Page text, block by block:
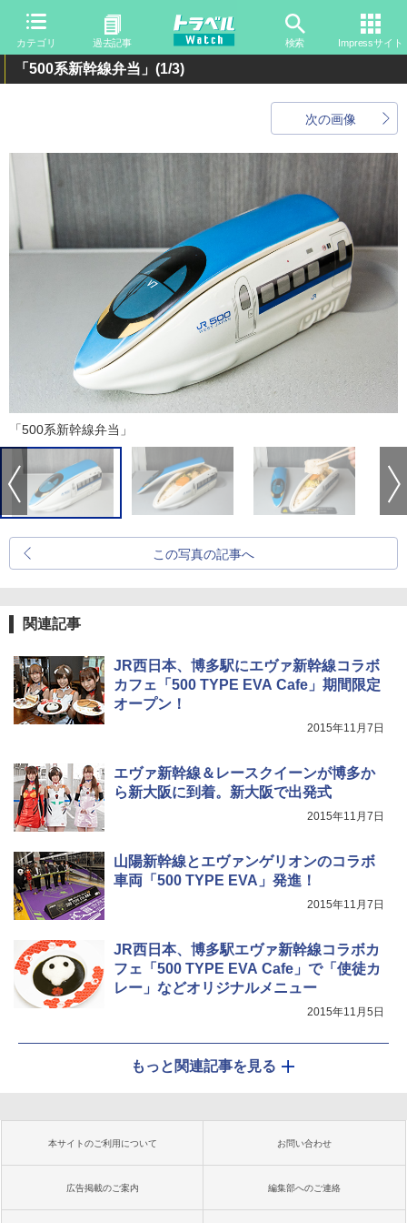
カテゴリ 過去記事 検索 Impressサイト
「500系新幹線弁当」 (1/3)
次の画像
「500系新幹線弁当」
この写真の記事へ
関連記事
JR西日本、博多駅にエヴァ新幹線コラボ
カフェ「500 TYPE EVA Cafe」期間限定
オープン！
2015年11月7日
エヴァ新幹線＆レースクイーンが博多か
ら新大阪に到着。新大阪で出発式
2015年11月7日
山陽新幹線とエヴァンゲリオンのコラボ
車両「500 TYPE EVA」発進！
2015年11月7日
JR西日本、博多駅エヴァ新幹線コラボカ
フェ「500 TYPE EVA Cafe」で「使徒カ
レー」などオリジナルメニュー
2015年11月5日
もっと関連記事を見る
本サイトのご利用について お問い合わせ
広告掲載のご案内 編集部へのご連絡